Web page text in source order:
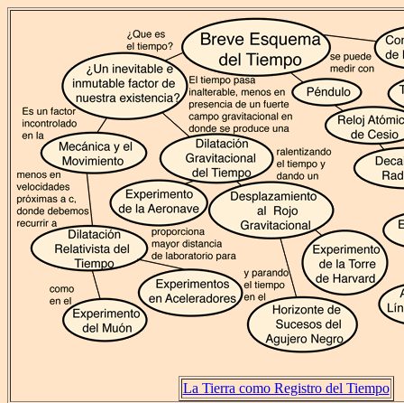
La Tierra como Registro del Tiempo